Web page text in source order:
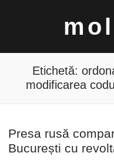
Caută
după:
Etichetă:
modificarea
Presa rusă
București cu